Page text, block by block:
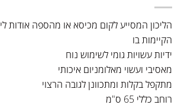
הליכון המסייע לקום מכיסא או מהספה אודות
הקיימות בו
ידיות עשויות גומי לשימוש נוח
מאסיבי ועשוי מאלומניום איכותי
מתקפל בקלות ומתכוונן לגובה הרצוי
רוחב כללי 65 ס"מ